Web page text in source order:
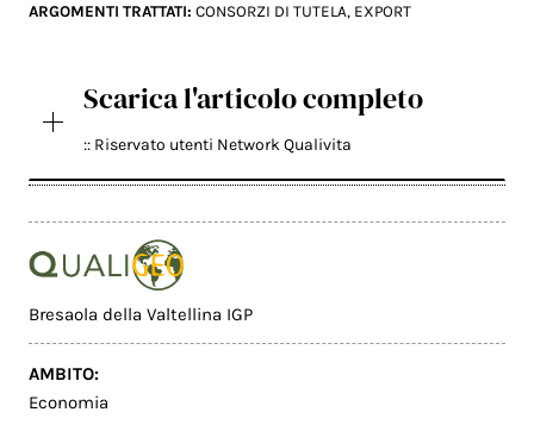
ARGOMENTI TRATTATI:CONSORZI DI TUTELA, EXPORT
Scarica l'articolo completo
:: Riservato utenti Network Qualivita
Bresaola della Valtellina IGP
AMBITO:
Economia